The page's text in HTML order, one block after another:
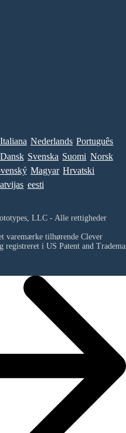
Italiana Nederlands Português
Dansk Svenska Suomi Norsk
Magyar Hrvatski
eesti
LLC - Alle rettigheder
varemærke tilhørende Clever
registreret i US Patent and